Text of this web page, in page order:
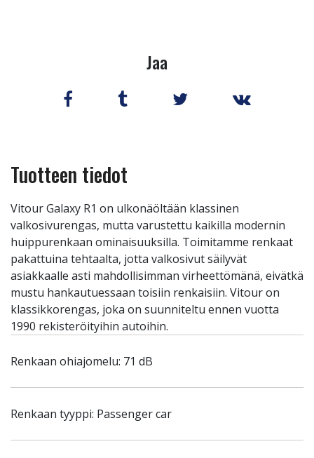
Jaa
Tuotteen tiedot
Vitour Galaxy R1 on ulkonäöltään klassinen
valkosivurengas, mutta varustettu kaikilla modernin
huippurenkaan ominaisuuksilla. Toimitamme renkaat
pakattuina tehtaalta, jotta valkosivut säilyvät
asiakkaalle asti mahdollisimman virheettömänä, eivätkä
mustu hankautuessaan toisiin renkaisiin. Vitour on
klassikkorengas, joka on suunniteltu ennen vuotta
1990 rekisteröityihin autoihin.
Renkaan ohiajomelu: 71 dB
Renkaan tyyppi: Passenger car